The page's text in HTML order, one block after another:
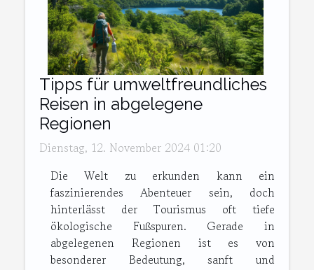
Tipps für umweltfreundliches
Reisen in abgelegene
Regionen
Dienstag, 12. November 2024 01:20
Die Welt zu erkunden kann ein
faszinierendes Abenteuer sein, doch
hinterlässt der Tourismus oft tiefe
ökologische Fußspuren. Gerade in
abgelegenen Regionen ist es von
besonderer Bedeutung, sanft und